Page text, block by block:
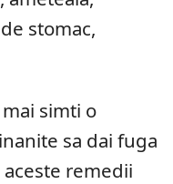
stomac,
simti o
sa dai fuga
remedii